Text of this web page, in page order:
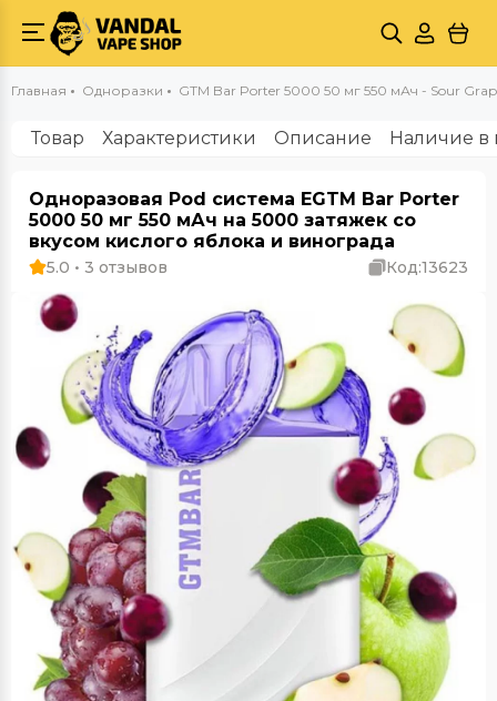
Главная Одноразки GTM Bar Porter 5000 50 мг 550 мАч - Sour
Товар Характеристики Описание Наличие в
Одноразовая Pod система EGTM Bar Porter
5000 50 мг 550 мАч на 5000 затяжек со
вкусом кислого яблока и винограда
5.0 • 3 отзывов Код:13623